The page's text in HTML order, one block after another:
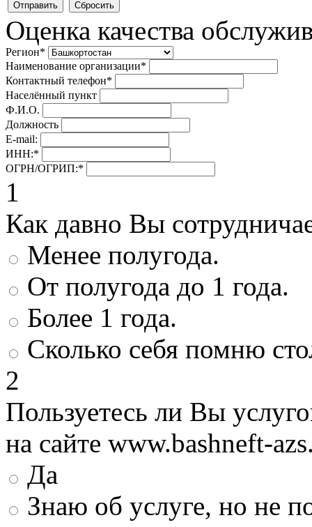
Оценка качества
Регион*
Наименование организации*
Контактный телефон*
Населённый пункт
Ф.И.О.
Должность
E-mail:
ИНН:*
ОГРН/ОГРИП:*
1
Как давно Вы
Менее полугода.
От полугода до 1 года.
Более 1 года.
Сколько себя помню
2
Пользуетесь ли Вы
на сайте www.bashneft-
Да
Знаю об услуге, но не